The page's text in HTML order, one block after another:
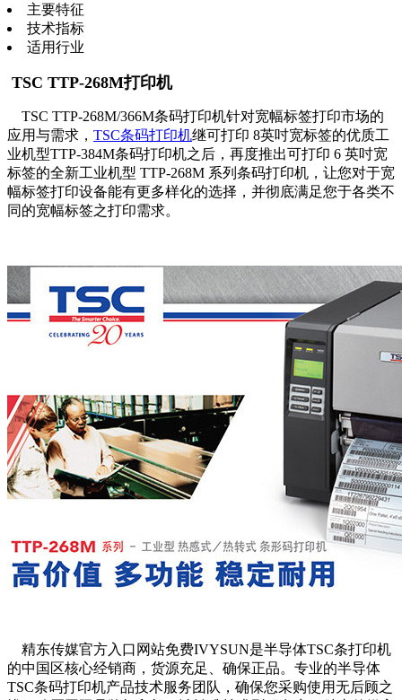
主要特征
技术指标
适用行业
TSC TTP-268M打印机
TSC TTP-268M/366M条码打印机针对宽幅标签打印市场的
应用与需求， TSC条码打印机继可打印 8英吋宽标签的优质工
业机型TTP-384M条码打印机之后，再度推出可打印 6 英吋宽
标签的全新工业机型 TTP-268M 系列条码打印机，让您对于宽
幅标签打印设备能有更多样化的选择，并彻底满足您于各类不
同的宽幅标签之打印需求。
精东传媒官方入口网站免费IVYSUN是半导体TSC条打印机
的中国区核心经销商，货源充足、确保正品。专业的半导体
TSC条码打印机产品技术服务团队，确保您采购使用无后顾之